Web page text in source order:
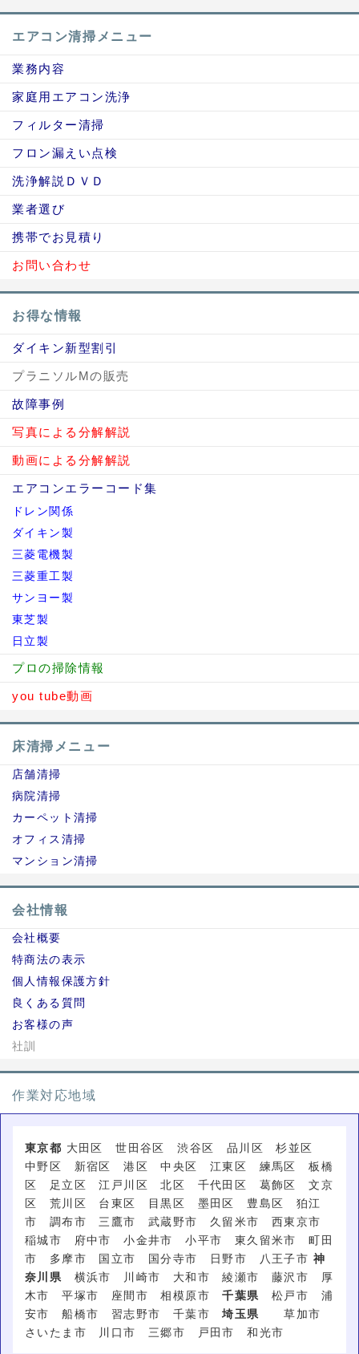
エアコン清掃メニュー
業務内容
家庭用エアコン洗浄
フィルター清掃
フロン漏えい点検
洗浄解説ＤＶＤ
業者選び
携帯でお見積り
お問い合わせ
お得な情報
ダイキン新型割引
プラニソルMの販売
故障事例
写真による分解解説
動画による分解解説
エアコンエラーコード集
ドレン関係
ダイキン製
三菱電機製
三菱重工製
サンヨー製
東芝製
日立製
プロの掃除情報
you tube動画
床清掃メニュー
店舗清掃
病院清掃
カーペット清掃
オフィス清掃
マンション清掃
会社情報
会社概要
特商法の表示
個人情報保護方針
良くある質問
お客様の声
社訓
作業対応地域
東京都 大田区 世田谷区 渋谷区 品川区 杉並区
中野区 新宿区 港区 中央区 江東区 練馬区 板橋
区 足立区 江戸川区 北区 千代田区 葛飾区 文京
区 荒川区 台東区 目黒区 墨田区 豊島区 狛江
市 調布市 三鷹市 武蔵野市 久留米市 西東京市
稲城市 府中市 小金井市 小平市 東久留米市 町田
市 多摩市 国立市 国分寺市 日野市 八王子市 神
奈川県 横浜市 川崎市 大和市 綾瀬市 藤沢市 厚
木市 平塚市 座間市 相模原市千葉県
松戸市 浦
安市 船橋市 習志野市 千葉市埼玉県
草加市
さいたま市 川口市 三郷市 戸田市 和光市